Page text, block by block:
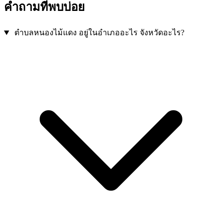
คำถามที่พบบ่อย
ตำบลหนองไม้แดง อยู่ในอำเภออะไร จังหวัดอะไร?